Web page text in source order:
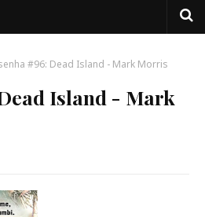
#96: Dead Island - Mark Morris
Island - Mark